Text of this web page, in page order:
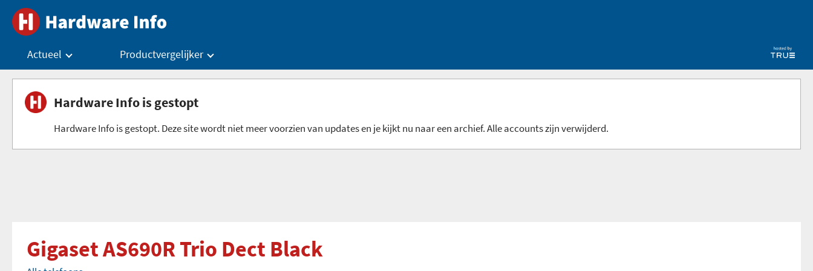
Actueel Productvergelijker
Hardware Info is gestopt
Hardware Info is gestopt. Deze site wordt niet meer voorzien van updates en je kijkt nu naar een archief. Alle accounts zijn verwijderd.
Gigaset AS690R Trio Dect Black